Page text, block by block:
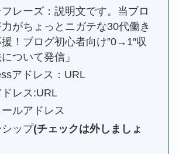
レーズ：説明文です。当ブロ
がちょっとニガテな30代働き
！ブログ初心者向け”0→1″収
ついて発信」
アドレス：URL
レス:URL
ルアドレス
シップ(チェックは外しましょ